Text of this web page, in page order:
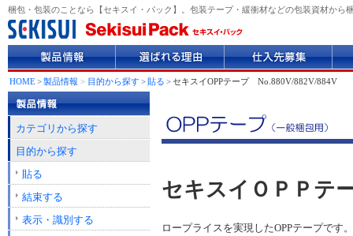
梱包・包装のことなら【セキスイ・パック】。包装テープ・緩衝材などの包装資材から
品
情
報
ば
れ
理
入
先
業
情
HOME>製品情報 > 目的から探す> 貼る >セキスイOPPテープ No.880V/882V/884V
セキスイＯＰＰテ
ロープライスを実現したOPPテープです。
カテゴリから探す
目的から探す
貼る
結束する
表示・識別する